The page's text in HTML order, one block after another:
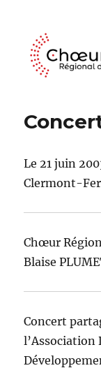
Le 21 juin
Clermont-
Chœur
Blaise
Concert
l’Association